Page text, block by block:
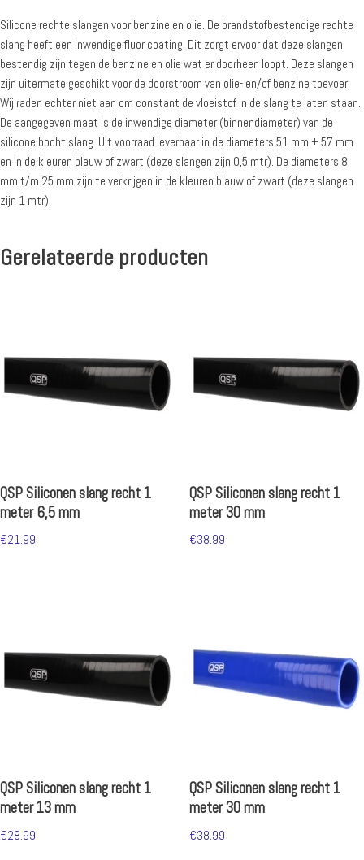
Silicone rechte slangen voor benzine en olie. De brandstofbestendige rechte
slang heeft een inwendige fluor coating. Dit zorgt ervoor dat deze slangen
bestendig zijn tegen de benzine en olie wat er doorheen loopt. Deze slangen
zijn uitermate geschikt voor de doorstroom van olie- en/of benzine toevoer.
Wij raden echter niet aan om constant de vloeistof in de slang te laten staan.
De aangegeven maat is de inwendige diameter (binnendiameter) van de
silicone bocht slang. Uit voorraad leverbaar in de diameters 51 mm + 57 mm
en in de kleuren blauw of zwart (deze slangen zijn 0,5 mtr). De diameters 8
mm t/m 25 mm zijn te verkrijgen in de kleuren blauw of zwart (deze slangen
zijn 1 mtr).
Gerelateerde producten
QSP Siliconen slang recht 1
meter 6,5 mm
€21.99
QSP Siliconen slang recht 1
meter 30 mm
€38.99
QSP Siliconen slang recht 1
meter 13 mm
€28.99
QSP Siliconen slang recht 1
meter 30 mm
€38.99